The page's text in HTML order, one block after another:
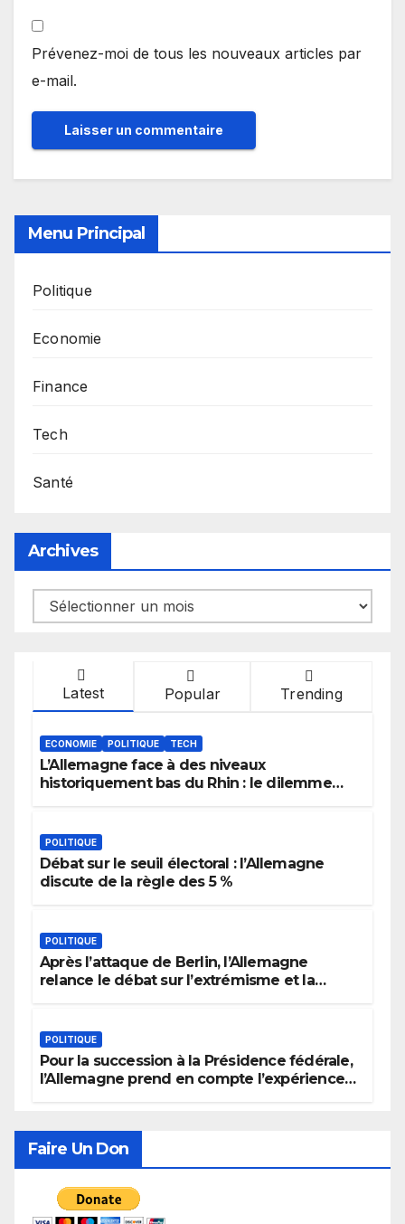
Prévenez-moi de tous les nouveaux articles par
e-mail.
Menu Principal
Politique
Economie
Finance
Tech
Santé
Archives
Archives
Latest Popular Trending
ECONOMIE POLITIQUE TECH
L’Allemagne face à des niveaux
historiquement bas du Rhin : le dilemme
POLITIQUE
Débat sur le seuil électoral : l’Allemagne
discute de la règle des 5 %
POLITIQUE
Après l’attaque de Berlin, l’Allemagne
relance le débat sur l’extrémisme et la
POLITIQUE
Pour la succession à la Présidence fédérale,
l’Allemagne prend en compte l’expérience
Faire Un Don